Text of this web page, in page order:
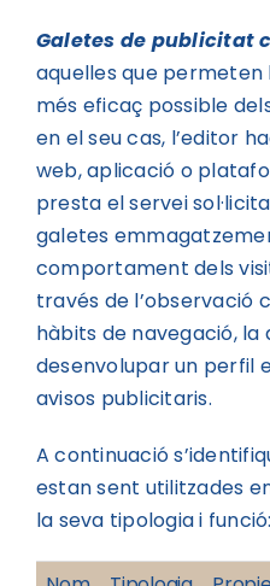
Galetes de publicitat
aquelles que
més eficaç possible
en el seu cas, l’editor
web, aplicació o
presta el servei
galetes
comportament dels
través de l’observació
hàbits de navegació,
desenvolupar un perfil
avisos publicitaris.
A continuació
estan sent utilitzades
la seva tipologia i funció: